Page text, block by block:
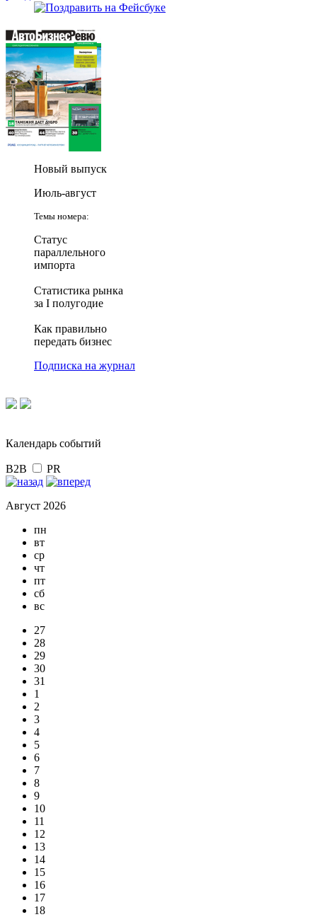
Новый выпуск
Июль-август
Темы номера:
Статус
параллельного
импорта
Статистика рынка
за I полугодие
Как правильно
передать бизнес
Подписка на журнал
Календарь событий
B2B PR
Август 2026
пн
вт
ср
чт
пт
сб
вс
27
28
29
30
31
1
2
3
4
5
6
7
8
9
10
11
12
13
14
15
16
17
18